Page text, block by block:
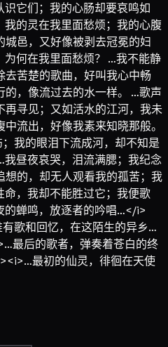
它们；我的心肠却要哀鸣如
的灵在我里面愁烦；我的心腹
邑，又好像被剥去冠冕的妇
何在我里面愁烦？ …我不能静
苦楚的歌曲，好叫我心中畅
，像流过去的水一样。 …歌声
寻见；又如活水的江河，我未
流出，好像我素来知晓那般。
我的眼泪下流成河，却不知是
昼夜哀哭，泪流满腮；我纪念
的，却无人观看我的孤苦；我
，我却不能胜过它；我便歌
蝉鸣，放逐者的吟唱…</i>
歌和回忆，在这陌生的异乡…
后的歌者，弹奏着苍白的终
最初的仙灵，徘徊在天使